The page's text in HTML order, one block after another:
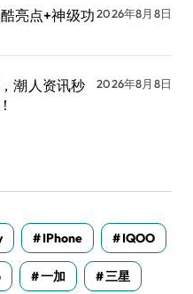
亮点+神级功2026年8月8日
潮人资讯秒
2026年8月8日
IPhone IQOO
一加 三星